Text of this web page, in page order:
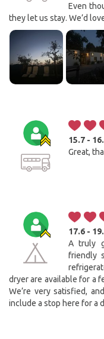
Even
they let us stay. We’d
15.7 -
Great,
17.6 -
A truly
friendly
dryer are available for a
We’re very satisfied,
include a stop here for a